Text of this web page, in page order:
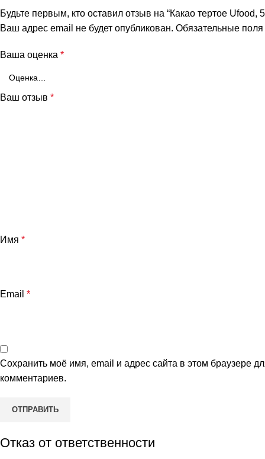
Будьте первым, кто оставил отзыв на “Какао тертое Ufood,
Ваш адрес email не будет опубликован. Обязательные
Ваша оценка *
Ваш отзыв *
Имя *
Email *
Сохранить моё имя, email и адрес сайта в этом браузере
комментариев.
Отказ от ответственности